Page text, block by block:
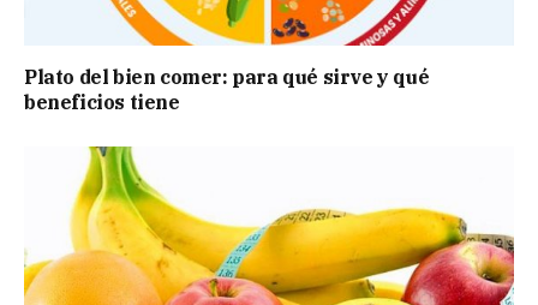
Plato del bien comer: para qué sirve y qué
beneficios tiene